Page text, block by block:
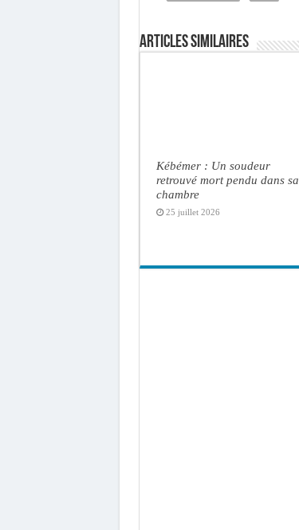
Articles similaires
Kébémer : Un soudeur
retrouvé mort pendu dans sa
chambre
25 juillet 2026